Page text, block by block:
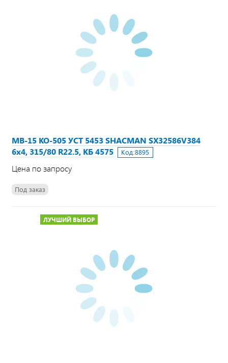
МВ-15 КО-505 УСТ 5453 SHACMAN SX32586V384
6х4, 315/80 R22.5, КБ 4575
Код:8895
Цена по запросу
Под заказ
ЛУЧШИЙ ВЫБОР